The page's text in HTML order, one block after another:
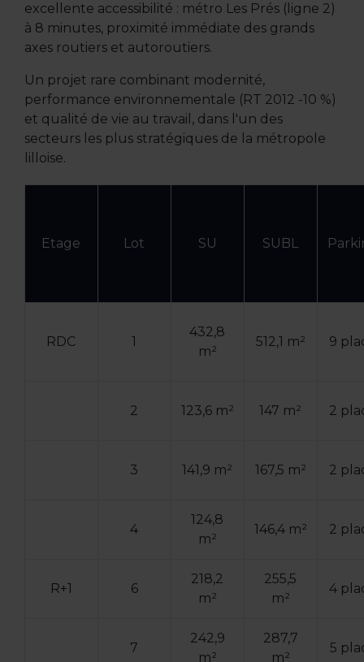
excellente accessibilité : métro Les Prés (ligne 2)
à 8 minutes, proximité immédiate des grands
axes routiers et autoroutiers.
Un projet rare combinant modernité,
performance environnementale (RT 2012 -10 %)
et qualité de vie au travail, dans l'un des
secteurs les plus stratégiques de la métropole
lilloise.
Etage Lot SU SUBL
RDC 1
432,8
m²
512,1 m² 9
2 123,6 m² 147 m² 2
3 141,9 m² 167,5 m² 2
4
124,8
m²
146,4 m² 2
R+1 6
218,2
m²
255,5
m²
4
7
242,9
m²
287,7
m²
5